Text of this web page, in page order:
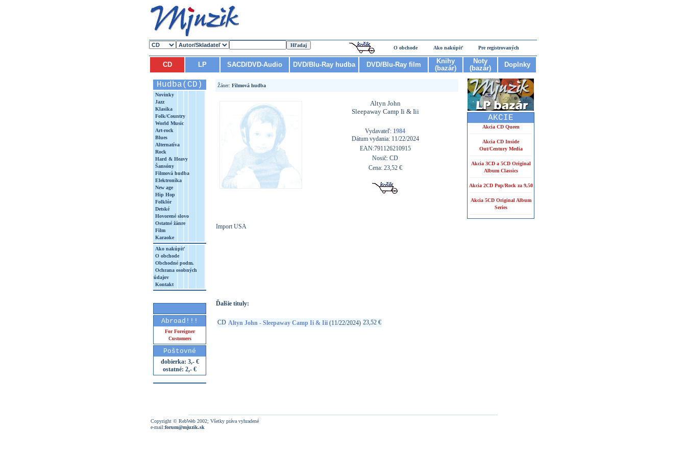
O obchode Ako nakúpiť Pre registrovaných
CD LP SACD/DVD-Audio DVD/Blu-Ray hudba DVD/Blu-Ray film
Knihy
(bazár)
Noty
(bazár)
Doplnky
Hudba(CD)
Novinky
Jazz
Klasika
Folk/Country
World Music
Art-rock
Blues
Alternatíva
Rock
Hard & Heavy
Šansóny
Filmová hudba
Elektronika
New age
Hip Hop
Folklór
Detské
Hovorené slovo
Ostatné žánre
Film
Karaoke
Ako nakúpiť
O obchode
Obchodné podm.
Ochrana osobných
údajov
Kontakt
Abroad!!!
For Foreigner
Customers
Poštovné
dobierka: 3,- €
ostatné: 2,- €
Žáner: Filmová hudba
Altyn John
Sleepaway Camp Ii & Iii
Vydavateľ: 1984
Dátum vydania: 11/22/2024
EAN:791126210915
Nosič: CD
Cena: 23,52 €
Import USA
Ďalšie tituly:
CD Altyn John - Sleepaway Camp Ii & Iii (11/22/2024) 23,52 €
AKCIE
Akcia CD Queen
Akcia CD Inside
Out/Century Media
Akcia 3CD a 5CD Original
Album Classics
Akcia 2CD Pop/Rock za 9,50
Akcia 5CD Original Album
Series
Copyright © RebWeb 2002; Všetky práva vyhradené
e-mail:forum@mjuzik.sk